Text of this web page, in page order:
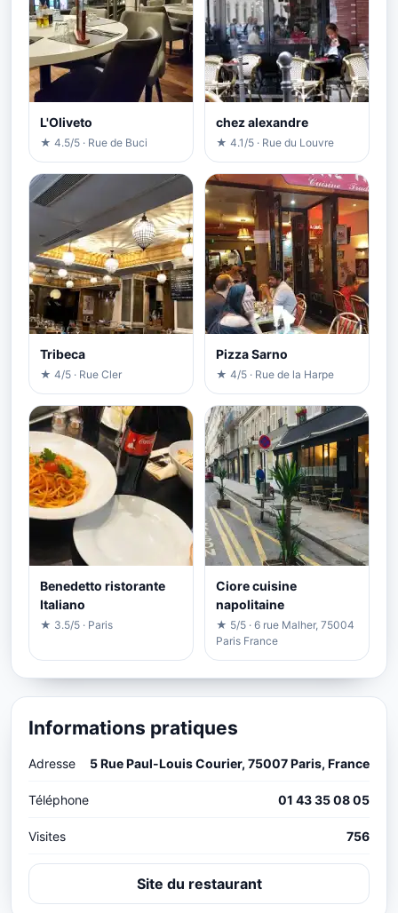
L'Oliveto
★ 4.5/5 · Rue de Buci
chez alexandre
★ 4.1/5 · Rue du Louvre
Tribeca
★ 4/5 · Rue Cler
Pizza Sarno
★ 4/5 · Rue de la Harpe
Benedetto ristorante
Italiano
★ 3.5/5 · Paris
Ciore cuisine
napolitaine
★ 5/5 · 6 rue Malher, 75004
Paris France
Informations pratiques
Adresse 5 Rue Paul-Louis Courier, 75007 Paris, France
Téléphone 01 43 35 08 05
Visites 756
Site du restaurant